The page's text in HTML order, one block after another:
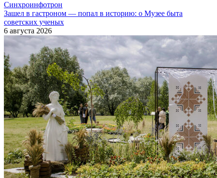
Синхроинфотрон
Зашел в гастроном — попал в историю: о Музее быта
советских ученых
6 августа 2026